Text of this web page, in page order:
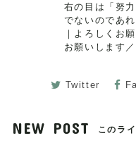
右の目は「努
でないのであ
｜よろし
お願いします／
Twitter
NEW POST このラ